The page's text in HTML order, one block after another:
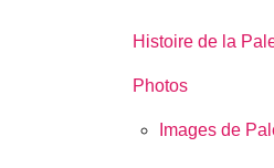
Histoire de la
Photos
Images de